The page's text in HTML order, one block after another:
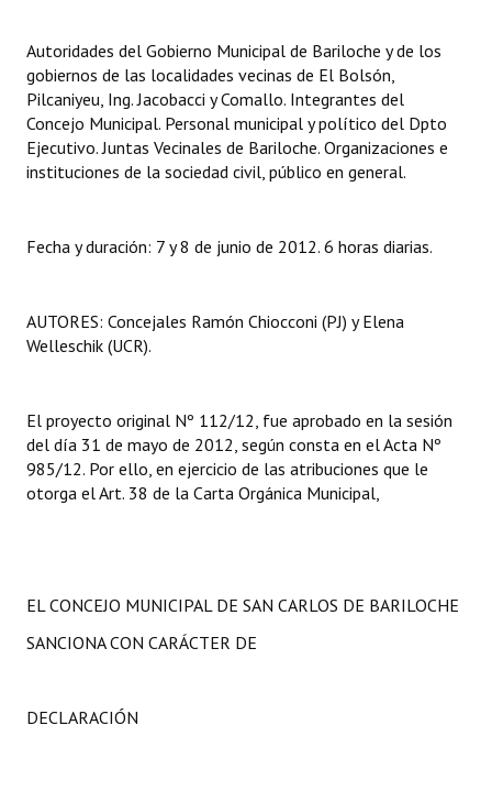
Autoridades del Gobierno Municipal de Bariloche y de los
gobiernos de las localidades vecinas de El Bolsón,
Pilcaniyeu, Ing. Jacobacci y Comallo. Integrantes del
Concejo Municipal. Personal municipal y político del Dpto
Ejecutivo. Juntas Vecinales de Bariloche. Organizaciones e
instituciones de la sociedad civil, público en general.
Fecha y duración: 7 y 8 de junio de 2012. 6 horas diarias.
AUTORES: Concejales Ramón Chiocconi (PJ) y Elena
Welleschik (UCR).
El proyecto original Nº 112/12, fue aprobado en la sesión
del día 31 de mayo de 2012, según consta en el Acta Nº
985/12. Por ello, en ejercicio de las atribuciones que le
otorga el Art. 38 de la Carta Orgánica Municipal,
EL CONCEJO MUNICIPAL DE SAN CARLOS DE BARILOCHE
SANCIONA CON CARÁCTER DE
DECLARACIÓN